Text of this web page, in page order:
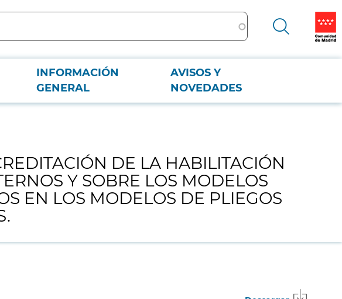
INFORMACIÓN
GENERAL
AVISOS Y
NOVEDADES
CON MEDIOS EXTERNOS Y SOBRE LOS MODELOS DE DECLARACIONES QUE FIGURAN
DE LA HABILITACIÓN
Y SOBRE LOS MODELOS
EN LOS MODELOS DE PLIEGOS